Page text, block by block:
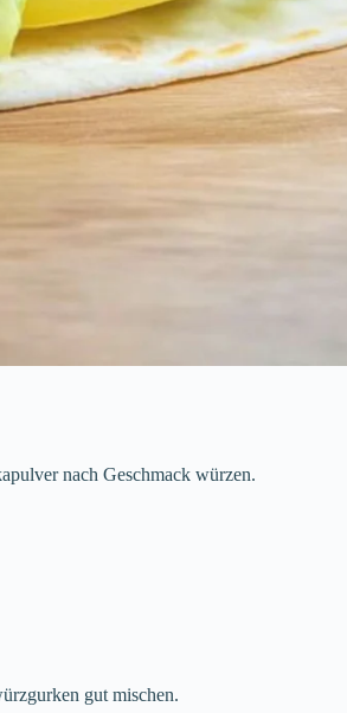
nach Geschmack würzen.
gut mischen.